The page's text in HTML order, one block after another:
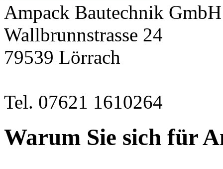
Ampack Bautechnik GmbH
Wallbrunnstrasse 24
79539 Lörrach
Tel. 07621 1610264
Warum Sie sich für